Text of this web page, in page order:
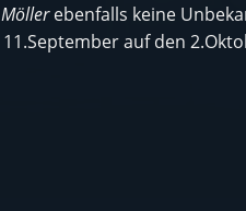
ebenfalls keine
auf den